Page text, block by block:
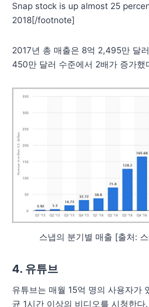
Snap stock is up almost 25
2018[/footnote]
2017년 총 매출은 8억 2,495만 달
450만 달러 수준에서 2배가 증가했
스냅의 분기별 매출 [출처:
4. 유튜브
유튜브는 매월 15억 명의 사용자가
균 1시간 이상의 비디오를 시청한다